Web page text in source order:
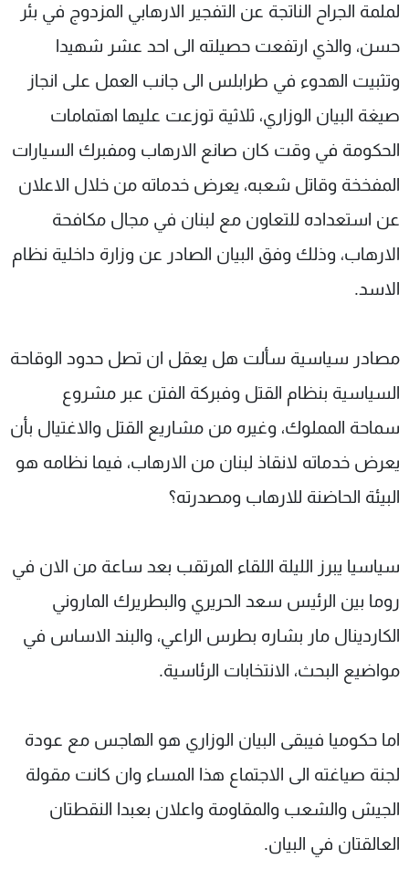
لملمة الجراح الناتجة عن التفجير الارهابي المزدوج في بئر
حسن، والذي ارتفعت حصيلته الى احد عشر شهيدا
وتثبيت الهدوء في طرابلس الى جانب العمل على انجاز
صيغة البيان الوزاري، ثلاثية توزعت عليها اهتمامات
الحكومة في وقت كان صانع الارهاب ومفبرك السيارات
المفخخة وقاتل شعبه، يعرض خدماته من خلال الاعلان
عن استعداده للتعاون مع لبنان في مجال مكافحة
الارهاب، وذلك وفق البيان الصادر عن وزارة داخلية نظام
الاسد.
مصادر سياسية سألت هل يعقل ان تصل حدود الوقاحة
السياسية بنظام القتل وفبركة الفتن عبر مشروع
سماحة المملوك، وغيره من مشاريع القتل والاغتيال بأن
يعرض خدماته لانقاذ لبنان من الارهاب، فيما نظامه هو
البيئة الحاضنة للارهاب ومصدرته؟
سياسيا يبرز الليلة اللقاء المرتقب بعد ساعة من الان في
روما بين الرئيس سعد الحريري والبطريرك الماروني
الكاردينال مار بشاره بطرس الراعي، والبند الاساس في
مواضيع البحث، الانتخابات الرئاسية.
اما حكوميا فيبقى البيان الوزاري هو الهاجس مع عودة
لجنة صياغته الى الاجتماع هذا المساء وان كانت مقولة
الجيش والشعب والمقاومة واعلان بعبدا النقطتان
العالقتان في البيان.